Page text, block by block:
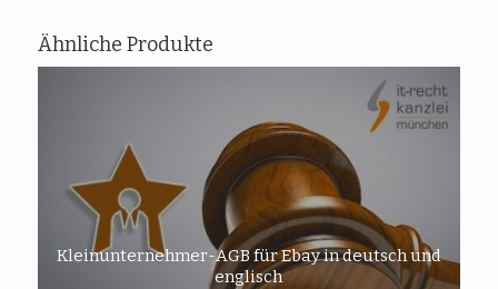
Ähnliche Produkte
Kleinunternehmer-AGB für Ebay in deutsch und
englisch